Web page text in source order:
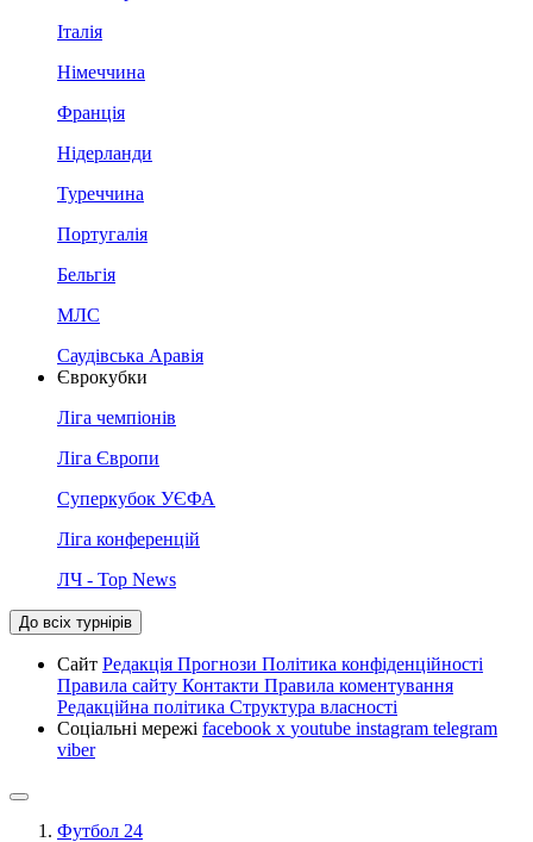
Італія
Німеччина
Франція
Нідерланди
Туреччина
Португалія
Бельгія
МЛС
Саудівська Аравія
Єврокубки
Ліга чемпіонів
Ліга Європи
Суперкубок УЄФА
Ліга конференцій
ЛЧ - Top News
До всіх турнірів
Сайт Редакція Прогнози Політика конфіденційності
Правила сайту Контакти Правила коментування
Редакційна політика Структура власності
Соціальні мережі facebook x youtube instagram telegram
viber
Футбол 24